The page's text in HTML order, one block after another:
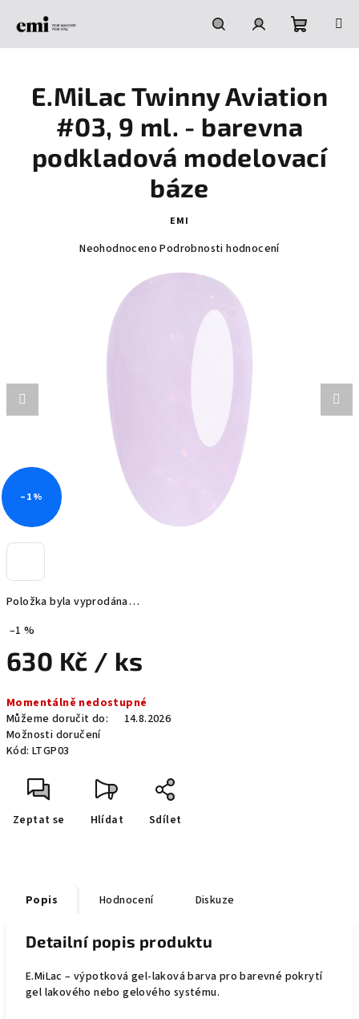
HledatPřihlášeníNákupní
košík
Položka byla vyprodána…
–1 %
630 Kč / ks
cena:
Momentálně nedostupné
Můžeme doručit do:
14.8.2026
Možnosti doručení
Kód: LTGP03
Zeptat se Hlídat Sdílet
E.MiLac Twinny Aviation
#03, 9 ml. - barevna
podkladová modelovací
báze
EMI
Průměrné
Neohodnoceno Podrobnosti hodnocení
–1 %
Popis Hodnocení Diskuze
Detailní popis produktu
E.MiLac – výpotková gel-laková barva pro barevné pokrytí
gel lakového nebo gelového systému.